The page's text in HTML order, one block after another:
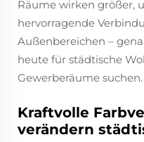
Räume wirken größer,
hervorragende
Außenbereichen –
heute für städtische
Gewerberäume suchen.
Kraftvolle
verändern